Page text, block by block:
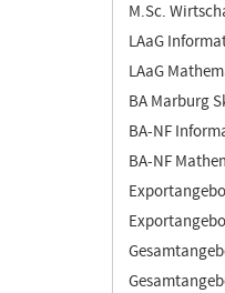
M.Sc.
LAaG
LAaG
BA Marburg
BA-NF
BA-NF